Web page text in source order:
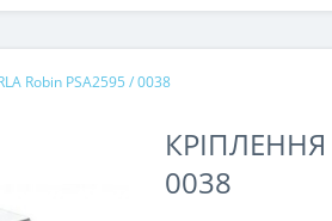
Robin PSA2595 / 0038
КРІПЛЕННЯ
0038